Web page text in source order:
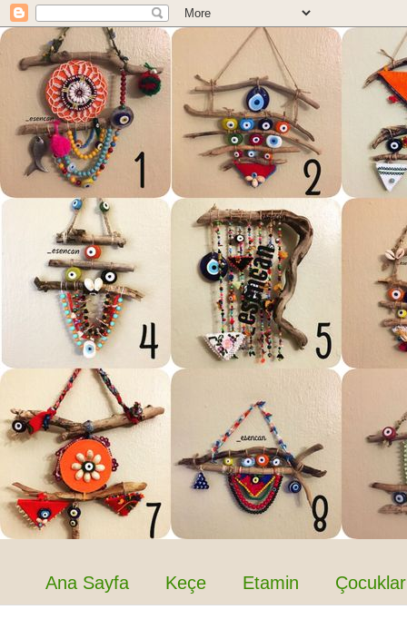
Ana Sayfa Keçe Etamin Çocuklar